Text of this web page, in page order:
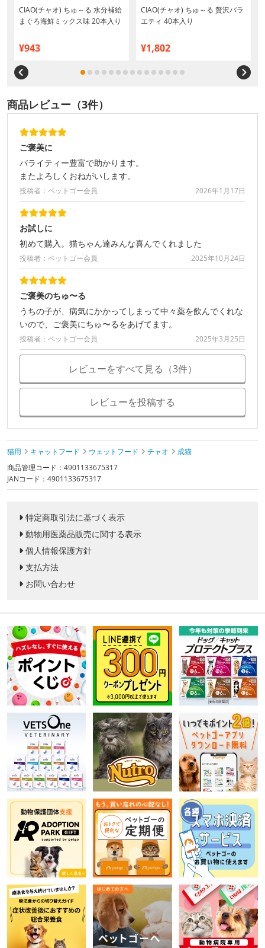
CIAO(チャオ) ちゅ～る 水分補給
まぐろ海鮮ミックス味 20本入り
¥943
CIAO(チャオ) ちゅ～る 贅沢バラ
エティ 40本入り
¥1,802
商品レビュー（3件）
ご褒美に
バライティー豊富で助かります。
またよろしくおねがいします。
投稿者：ペットゴー会員 2026年1月17日
お試しに
初めて購入。猫ちゃん達みんな喜んでくれました
投稿者：ペットゴー会員 2025年10月24日
ご褒美のちゅ〜る
うちの子が、病気にかかってしまって中々薬を飲んでくれな
いので、ご褒美にちゅ〜るをあげてます。
投稿者：ペットゴー会員 2025年3月25日
レビューをすべて見る（3件）
レビューを投稿する
猫用 キャットフード ウェットフード チャオ
成猫
商品管理コード：4901133675317
JANコード：4901133675317
特定商取引法に基づく表示
動物用医薬品販売に関する表示
個人情報保護方針
支払方法
お問い合わせ